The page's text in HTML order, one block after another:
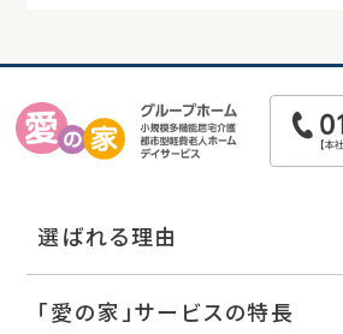
選ばれる理由
「愛の家」サービスの特長